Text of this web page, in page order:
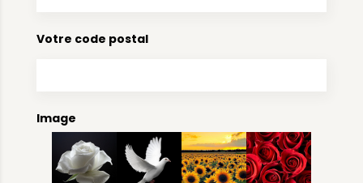
Votre code postal
Image